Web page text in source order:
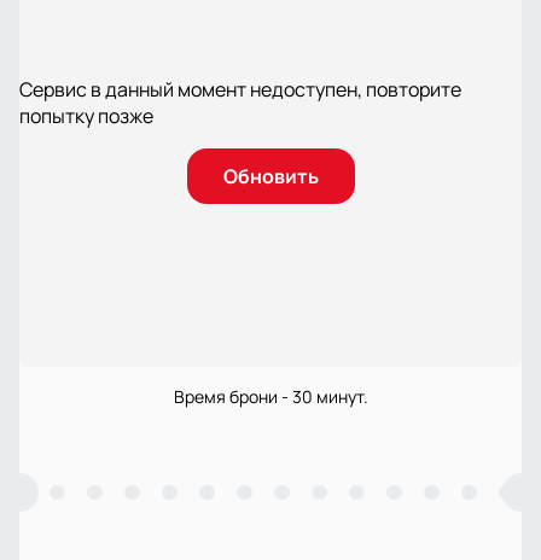
Сервис в данный момент недоступен, повторите
попытку позже
Обновить
Время брони - 30 минут.